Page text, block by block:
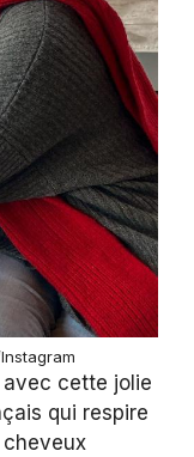
cette jolie
qui respire
cheveux